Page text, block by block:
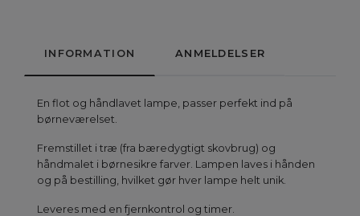
INFORMATION ANMELDELSER
En flot og håndlavet lampe, passer perfekt ind på
børneværelset.
Fremstillet i træ (fra bæredygtigt skovbrug) og
håndmalet i børnesikre farver. Lampen laves i hånden
og på bestilling, hvilket gør hver lampe helt unik.
Leveres med en fjernkontrol og timer.